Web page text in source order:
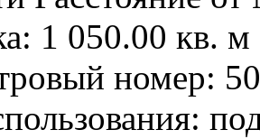
1 050.00 кв.
номер: